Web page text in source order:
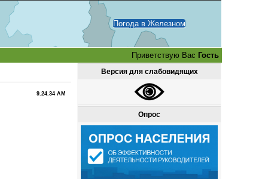
Погода в Железном
Приветствую Вас Гость
9.24.34 AM
Версия для слабовидящих
Опрос